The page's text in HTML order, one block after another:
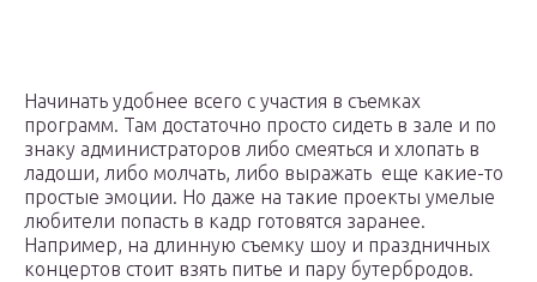
Начинать удобнее всего с участия в съемках
программ. Там достаточно просто сидеть в зале и по
знаку администраторов либо смеяться и хлопать в
ладоши, либо молчать, либо выражать еще какие-то
простые эмоции. Но даже на такие проекты умелые
любители попасть в кадр готовятся заранее.
Например, на длинную съемку шоу и праздничных
концертов стоит взять питье и пару бутербродов.